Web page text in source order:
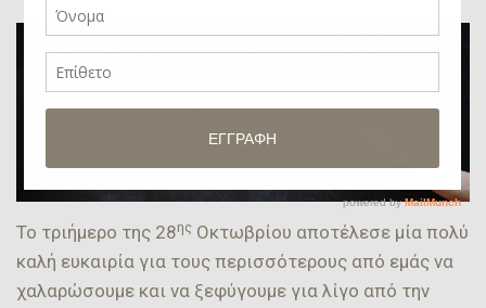
Το τριήμερο της 28ης Οκτωβρίου αποτέλεσε μία πολύ
καλή ευκαιρία για τους περισσότερους από εμάς να
χαλαρώσουμε και να ξεφύγουμε για λίγο από την